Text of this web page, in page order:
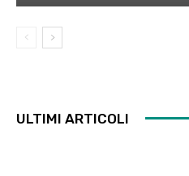
ULTIMI ARTICOLI